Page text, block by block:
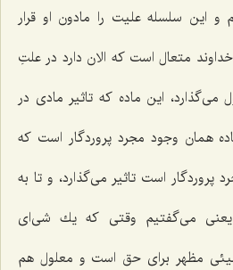
و این سلسله علیت را مادون او قرار
متعال است كه الان دارد در علتِ
مى‌گذارد، این ماده كه تاثیر مادى در
همان وجود مجرد پروردگار است كه
پروردگار است تاثیر مى‌گذارد، و تا به
مى‌گفتیم وقتى كه یك شى‌اى
مظهر براى حق است و معلول هم